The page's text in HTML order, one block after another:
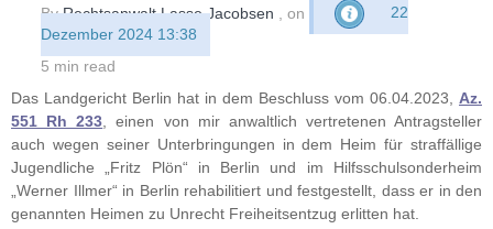
ByRechtsanwalt Lasse Jacobsen , on
22
Dezember 2024 13:38
5 min read
Das Landgericht Berlin hat in dem Beschluss vom 06.04.2023, Az.
551 Rh 233 , einen von mir anwaltlich vertretenen Antragsteller
auch wegen seiner Unterbringungen in dem Heim für straffällige
Jugendliche „Fritz Plön“ in Berlin und im Hilfsschulsonderheim
„Werner Illmer“ in Berlin rehabilitiert und festgestellt, dass er in den
genannten Heimen zu Unrecht Freiheitsentzug erlitten hat.